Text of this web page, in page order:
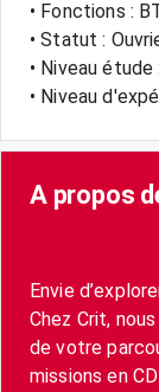
• Fonctions :
• Statut :
• Niveau étude
• Niveau
A propos
Envie
Chez Crit,
de votre
missions en